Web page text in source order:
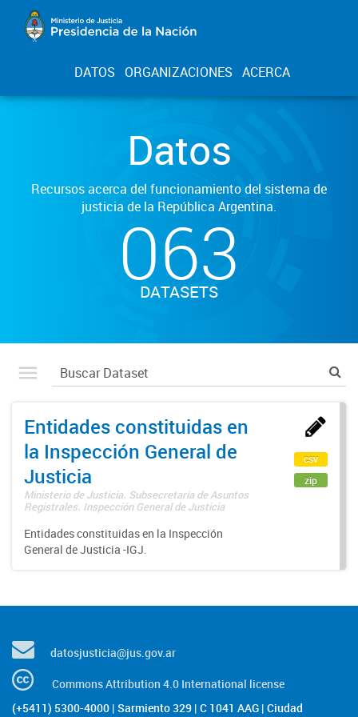
DATOS ORGANIZACIONES ACERCA
Datos
Recursos acerca del funcionamiento del sistema de
justicia de la República Argentina.
063
DATASETS
Entidades constituidas en
la Inspección General de
Justicia
Ministerio de Justicia. Subsecretaría de Asuntos
Registrales. Inspección General de Justicia
Entidades constituidas en la Inspección
General de Justicia -IGJ.
csv
zip
datosjusticia@jus.gov.ar
Commons Attribution 4.0 International license
(+5411) 5300-4000 | Sarmiento 329 | C 1041 AAG | Ciudad